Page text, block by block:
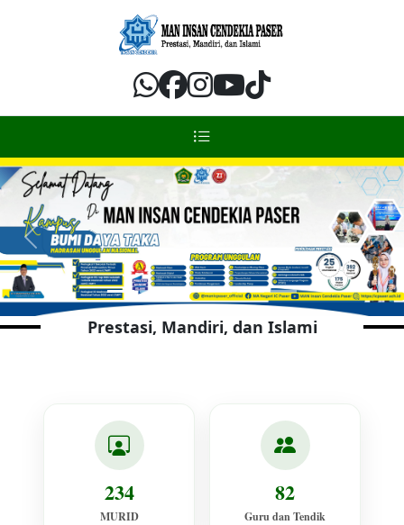
Previous Next
Prestasi, Mandiri, dan Islami
234
MURID
82
Guru dan Tendik